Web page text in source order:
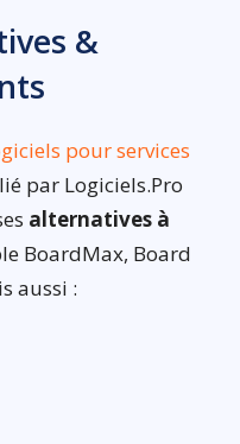
&
pour services
par Logiciels.Pro
alternatives à
BoardMax, Board
aussi :